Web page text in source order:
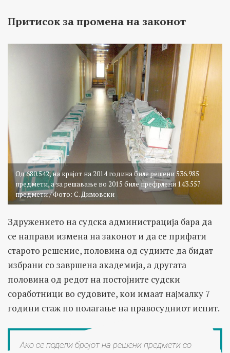
Притисок за промена на законот
Од 680.542, на крајот на 2014 година биле решени 536.985
предмети, а за решавање во 2015 биле префрлени 143.557
предмети / Фото: С. Димовски
Здружението на судска администрација бара да
се направи измена на законот и да се прифати
старото решение, половина од судиите да бидат
избрани со завршена академија, а другата
половина од редот на постојните судски
соработници во судовите, кои имаат најмалку 7
години стаж по полагање на правосудниот испит.
Ако се подели бројот на решени предмети со